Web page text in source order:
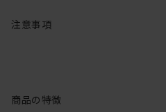
注意事項
商品の特徴